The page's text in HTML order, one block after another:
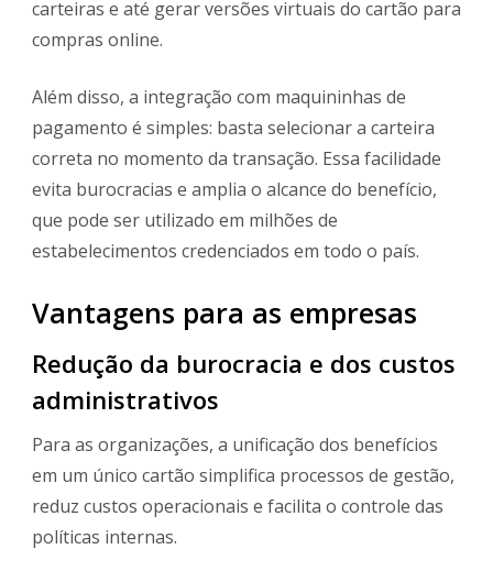
carteiras e até gerar versões virtuais do cartão para
compras online.
Além disso, a integração com maquininhas de
pagamento é simples: basta selecionar a carteira
correta no momento da transação. Essa facilidade
evita burocracias e amplia o alcance do benefício,
que pode ser utilizado em milhões de
estabelecimentos credenciados em todo o país.
Vantagens para as empresas
Redução da burocracia e dos custos
administrativos
Para as organizações, a unificação dos benefícios
em um único cartão simplifica processos de gestão,
reduz custos operacionais e facilita o controle das
políticas internas.